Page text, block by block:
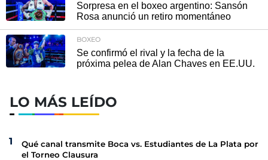
Sorpresa en el boxeo argentino: Sansón
Rosa anunció un retiro momentáneo
BOXEO
Se confirmó el rival y la fecha de la
próxima pelea de Alan Chaves en EE.UU.
LO MÁS LEÍDO
Qué canal transmite Boca vs. Estudiantes de La Plata por
el Torneo Clausura